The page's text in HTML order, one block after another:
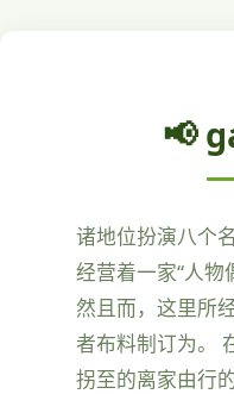
📢
诸地位扮演八个
经营着一家“人物
然且而，这里所
者布料制订为。
拐至的离家由行